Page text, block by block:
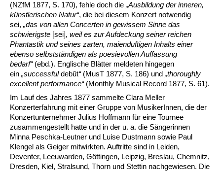
(NZfM 1877, S. 170), fehle doch die „Ausbildung der inneren,
künstlerischen Natur“, die bei diesem Konzert notwendig
sei, „das von allen Concerten in gewissem Sinne das
schwierigste [sei], weil es zur Aufdeckung seiner reichen
Phantastik und seines zarten, maienduftigen Inhalts einer
ebenso selbstständigen als poesievollen Auffassung
bedarf“ (ebd.). Englische Blätter meldeten hingegen
ein „successfuldebût“(MusT 1877, S. 186) und „thoroughly
excellent performance“ (Monthly Musical Record 1877, S. 61).
Im Lauf des Jahres 1877 sammelte Clara Meller
Konzerterfahrung mit einer Gruppe von MusikerInnen, die der
Konzertunternehmer Julius Hoffmann für eine Tournee
zusammengestellt hatte und in der u. a. die Sängerinnen
Minna Peschka-Leutner und Luise Dustmann sowie Paul
Klengel als Geiger mitwirkten. Auftritte sind in Leiden,
Deventer, Leeuwarden, Göttingen, Leipzig, Breslau, Chemnitz,
Dresden, Kiel, Stralsund, Thorn und Stettin nachgewiesen. Die